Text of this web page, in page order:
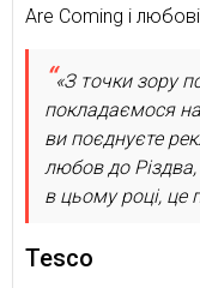
Are Coming і
«З точки зору
покладаємося
ви поєднуєте
любов до
в цьому році, це
Tesco